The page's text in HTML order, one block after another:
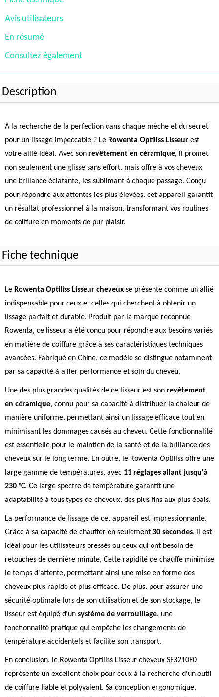
Avis utilisateurs
En résumé
Consultez également
Description
À la recherche de la perfection dans chaque mèche et du secret
pour un lissage impeccable ? Le Rowenta Optiliss Lisseur est
votre allié idéal. Avec son revêtement en céramique, il promet
non seulement une glisse sans effort, mais offre à vos cheveux
une brillance éclatante, les sublimant à chaque passage. Conçu
pour répondre aux attentes les plus élevées, cet appareil garantit
un résultat professionnel à la maison, transformant vos routines
de coiffure en moments de pur plaisir.
Fiche technique
Le Rowenta Optiliss Lisseur cheveux se présente comme un allié
indispensable pour ceux et celles qui cherchent à obtenir un
lissage parfait et durable. Produit par la marque reconnue
Rowenta, ce lisseur a été conçu pour répondre aux besoins variés
en matière de coiffure grâce à ses caractéristiques techniques
avancées. Fabriqué en Chine, ce modèle se distingue notamment
par sa capacité à allier performance et soin du cheveu.
Une des plus grandes qualités de ce lisseur est son revêtement
en céramique, connu pour sa capacité à distribuer la chaleur de
manière uniforme, permettant ainsi un lissage efficace tout en
minimisant les dommages causés au cheveu. Cette fonctionnalité
est essentielle pour le maintien de la santé et de la brillance des
cheveux sur le long terme. En outre, le Rowenta Optiliss offre une
large gamme de températures, avec 11 réglages allant jusqu'à
230 °C. Ce large spectre de température garantit une
adaptabilité à tous types de cheveux, des plus fins aux plus épais.
La performance de lissage de cet appareil est impressionnante.
Grâce à sa capacité de chauffer en seulement 30 secondes, il est
idéal pour les utilisateurs pressés ou ceux qui ont besoin de
retouches de dernière minute. Cette rapidité de chauffe minimise
le temps d'attente, permettant ainsi une mise en forme des
cheveux plus rapide et plus efficace. De plus, pour assurer une
sécurité optimale lors de son utilisation et de son stockage, le
lisseur est équipé d'un système de verrouillage, une
fonctionnalité pratique qui empêche les changements de
température accidentels et facilite son transport.
En conclusion, le Rowenta Optiliss Lisseur cheveux SF3210F0
représente un excellent choix pour ceux à la recherche d'un outil
de coiffure fiable et polyvalent. Sa conception ergonomique,